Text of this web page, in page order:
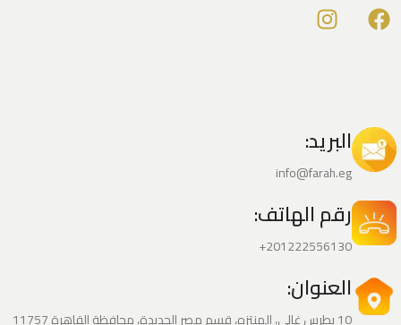
البريد:
info@farah.eg
رقم الهاتف:
201222556130+
العنوان:
10 بطرس غالي، المنتزه، قسم مصر الجديدة، محافظة القاهرة‬ 11757